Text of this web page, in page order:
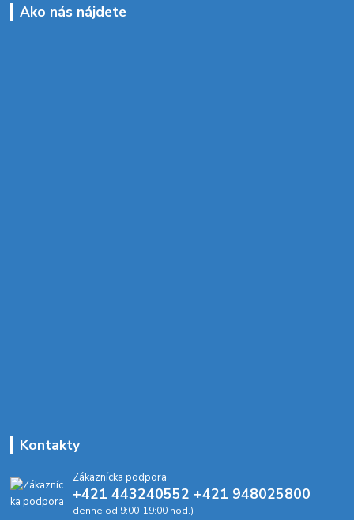
Ako nás nájdete
Kontakty
Zákaznícka podpora
+421 443240552 +421 948025800
denne od 9:00-19:00 hod.)